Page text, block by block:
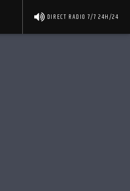
DIRECT RADIO 7/7 24H/24